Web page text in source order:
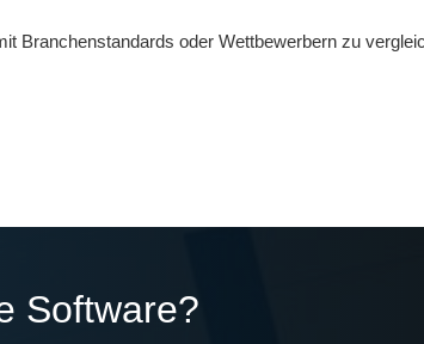
Branchenstandards oder Wettbewerbern zu
Software?